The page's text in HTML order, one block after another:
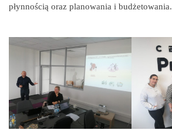
płynnością oraz planowania i budżetowania.